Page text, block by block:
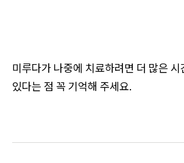
미루다가 나중에 치료하려면 더 많은
있다는 점 꼭 기억해 주세요.